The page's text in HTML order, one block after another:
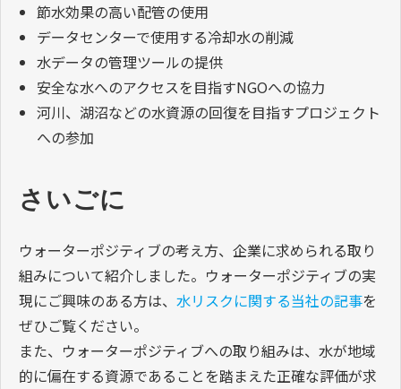
節水効果の高い配管の使用
データセンターで使用する冷却水の削減
水データの管理ツールの提供
安全な水へのアクセスを目指すNGOへの協力
河川、湖沼などの水資源の回復を目指すプロジェクト
への参加
さいごに
ウォーターポジティブの考え方、企業に求められる取り
組みについて紹介しました。ウォーターポジティブの実
現にご興味のある方は、 水リスクに関する当社の記事を
ぜひご覧ください。
また、ウォーターポジティブへの取り組みは、水が地域
的に偏在する資源であることを踏まえた正確な評価が求